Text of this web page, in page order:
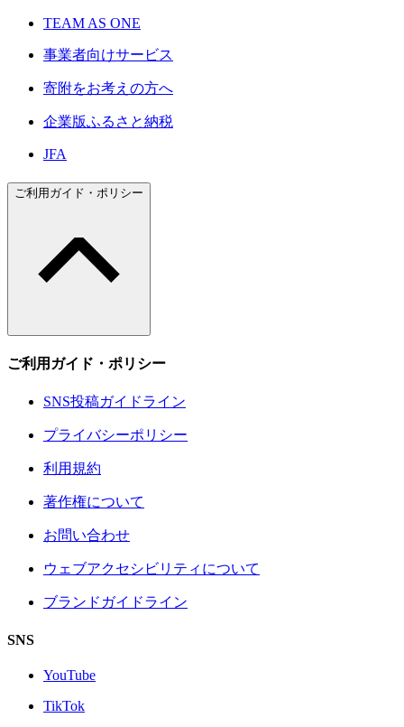
TEAM AS ONE
事業者向けサービス
寄附をお考えの方へ
企業版ふるさと納税
JFA
ご利用ガイド・ポリシー
ご利用ガイド・ポリシー
SNS投稿ガイドライン
プライバシーポリシー
利用規約
著作権について
お問い合わせ
ウェブアクセシビリティについて
ブランドガイドライン
SNS
YouTube
TikTok